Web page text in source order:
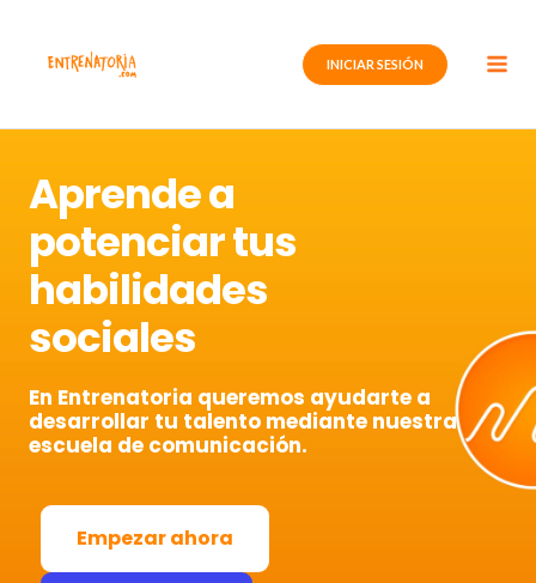
contenido
INICIAR SESIÓN
Aprende a
potenciar tus
habilidades
sociales
En Entrenatoria queremos ayudarte a
desarrollar tu talento mediante nuestra
escuela de comunicación.
Empezar ahora